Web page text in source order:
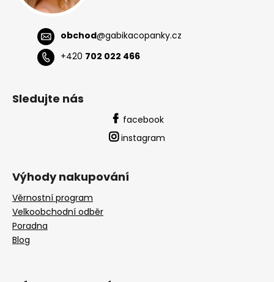
obchod@gabikacopanky.cz
+420 702 022 466
Sledujte nás
facebook
instagram
Výhody nakupování
Věrnostní program
Velkoobchodní odběr
Poradna
Blog